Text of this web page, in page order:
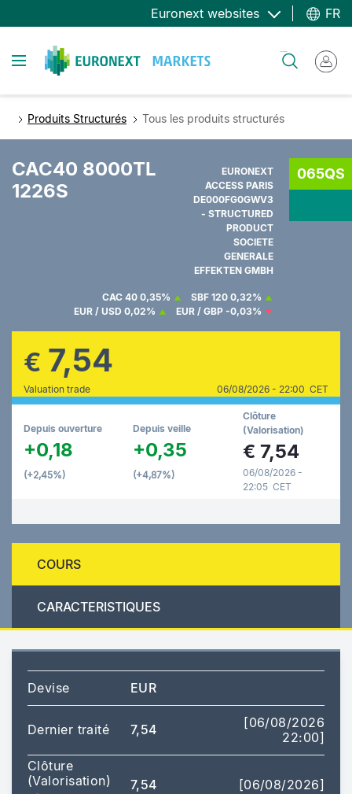
au
principal
Euronext websites FR
Toggle navigation
Produits Structurés Tous les produits structurés
CAC40 8000TL
1226S
EURONEXT
ACCESS PARIS
DE000FG0GWV3
- STRUCTURED
PRODUCT
SOCIETE
GENERALE
EFFEKTEN GMBH
065QS
CAC 40 0,35% SBF 120 0,32%
EUR / USD 0,02% EUR / GBP -0,03%
€ 7,54
Valuation trade 06/08/2026 - 22:00 CET
Depuis ouverture
+0,18
(+2,45%)
Depuis veille
+0,35
(+4,87%)
Clôture
(Valorisation)
€ 7,54
06/08/2026 -
22:05 CET
COURS
CARACTERISTIQUES
Devise EUR
Dernier traité 7,54
[06/08/2026
22:00]
Clôture
(Valorisation)
7,54 [06/08/2026]